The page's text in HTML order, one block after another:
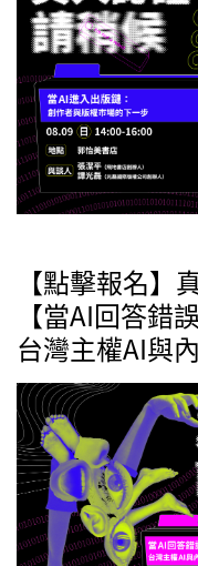
【點擊報名】
【當AI回答錯
台灣主權AI與